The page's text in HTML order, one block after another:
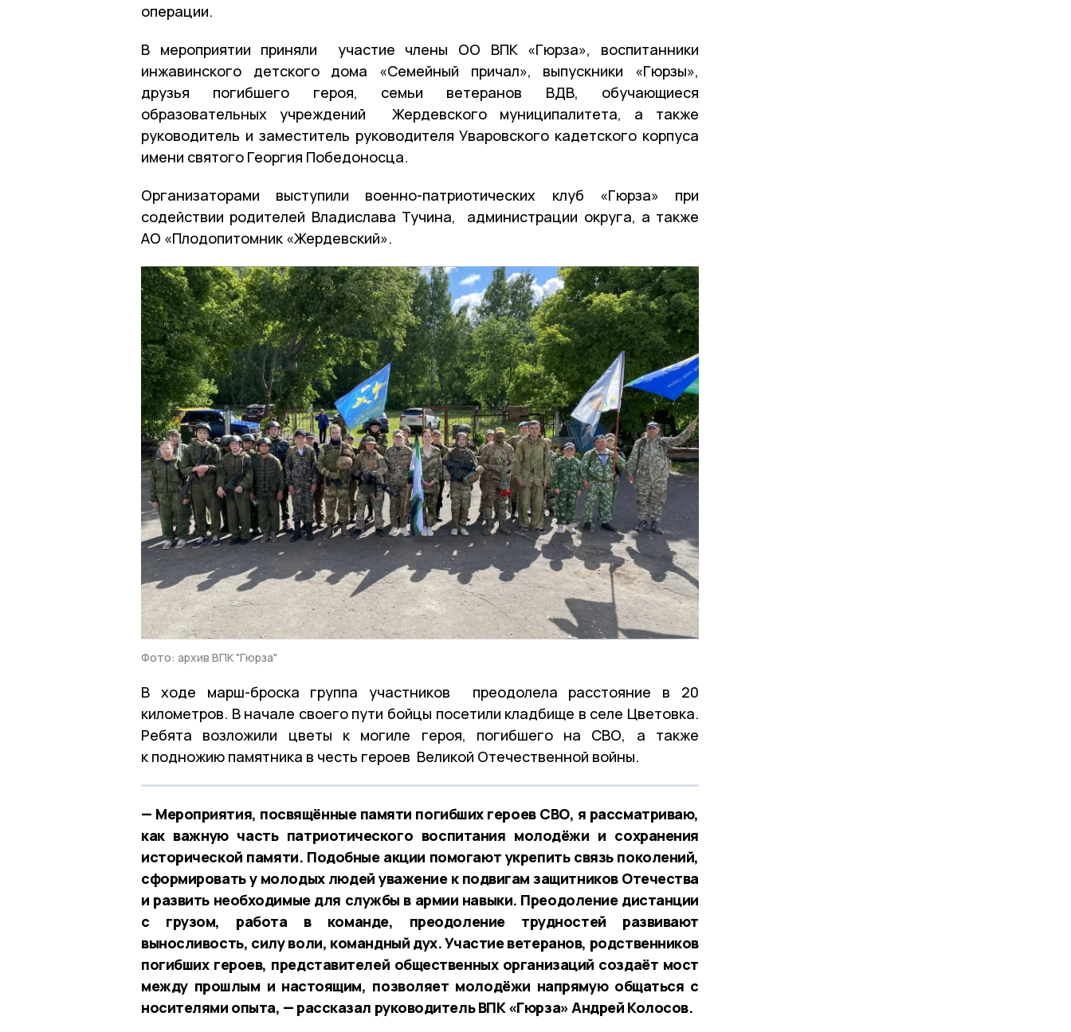
операции.
В мероприятии приняли участие члены ОО ВПК «Гюрза», воспитанники
инжавинского детского дома «Семейный причал», выпускники «Гюрзы»,
друзья погибшего героя, семьи ветеранов ВДВ, обучающиеся
образовательных учреждений Жердевского муниципалитета, а также
руководитель и заместитель руководителя Уваровского кадетского корпуса
имени святого Георгия Победоносца.
Организаторами выступили военно-патриотических клуб «Гюрза» при
содействии родителей Владислава Тучина, администрации округа, а также
АО «Плодопитомник «Жердевский».
Фото: архив ВПК "Гюрза"
В ходе марш-броска группа участников преодолела расстояние в 20
километров. В начале своего пути бойцы посетили кладбище в селе Цветовка.
Ребята возложили цветы к могиле героя, погибшего на СВО, а также
к подножию памятника в честь героев Великой Отечественной войны.
— Мероприятия, посвящённые памяти погибших героев СВО, я рассматриваю,
как важную часть патриотического воспитания молодёжи и сохранения
исторической памяти. Подобные акции помогают укрепить связь поколений,
сформировать у молодых людей уважение к подвигам защитников Отечества
и развить необходимые для службы в армии навыки. Преодоление дистанции
с грузом, работа в команде, преодоление трудностей развивают
выносливость, силу воли, командный дух. Участие ветеранов, родственников
погибших героев, представителей общественных организаций создаёт мост
между прошлым и настоящим, позволяет молодёжи напрямую общаться с
носителями опыта, — рассказал руководитель ВПК «Гюрза» Андрей Колосов.